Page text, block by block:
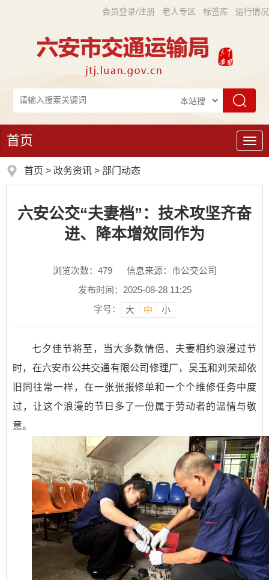
会员登录/注册 老人专区 标签库 运行情况
导
航
首页
首页 > 政务资讯 > 部门动态
六安公交“夫妻档”：技术攻坚齐奋
进、降本增效同作为
浏览次数： 479
信息来源：市公交公司
发布时间：2025-08-28 11:25
字号：
大 中 小
七夕佳节将至，当大多数情侣、夫妻相约浪漫过节
时，在六安市公共交通有限公司修理厂，吴玉和刘荣却依
旧同往常一样，在一张张报修单和一个个维修任务中度
过，让这个浪漫的节日多了一份属于劳动者的温情与敬
意。​